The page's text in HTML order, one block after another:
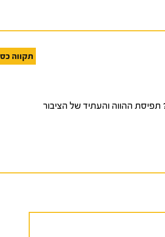
תקווה
עוד לא אבדה התקווה? תפיסת ההווה והעתיד של הציבור